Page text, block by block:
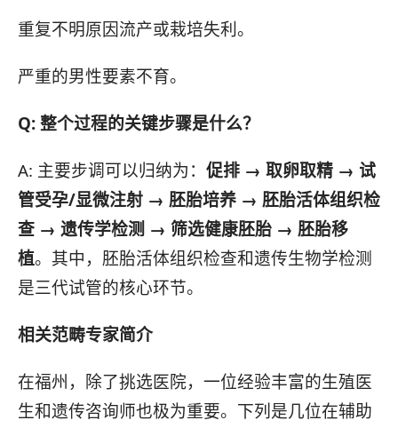
重复不明原因流产或栽培失利。
严重的男性要素不育。
Q: 整个过程的关键步骤是什么？
A: 主要步调可以归纳为： 促排 → 取卵取精 → 试
管受孕/显微注射 → 胚胎培养 → 胚胎活体组织检
查 → 遗传学检测 → 筛选健康胚胎 → 胚胎移
植。其中，胚胎活体组织检查和遗传生物学检测
是三代试管的核心环节。
相关范畴专家简介
在福州，除了挑选医院，一位经验丰富的生殖医
生和遗传咨询师也极为重要。下列是几位在辅助